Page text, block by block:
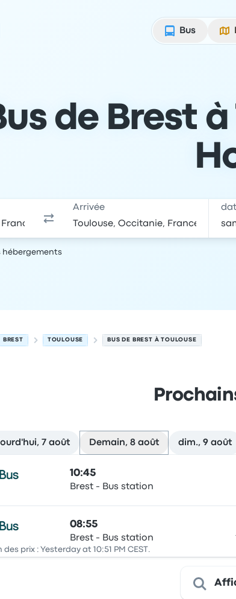
Bus
de Brest
Arrivée
hébergements
BREST TOULOUSE BUS DE BREST À TOULOUSE
7 août Demain, 8 août dim., 9 août
10:45
Brest - Bus station
08:55
Brest - Bus station
prix : Yesterday at 10:51 PM CEST.